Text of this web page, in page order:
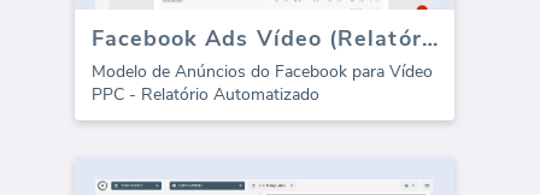
Facebook Ads Vídeo (Relatório)
Modelo de Anúncios do Facebook para Vídeo
PPC - Relatório Automatizado